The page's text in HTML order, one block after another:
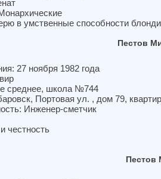
в умственные способности
Пестов
27 ноября 1982 года
среднее, школа №744
Портовая ул. , дом 79,
Инженер-сметчик
честность
Пестов